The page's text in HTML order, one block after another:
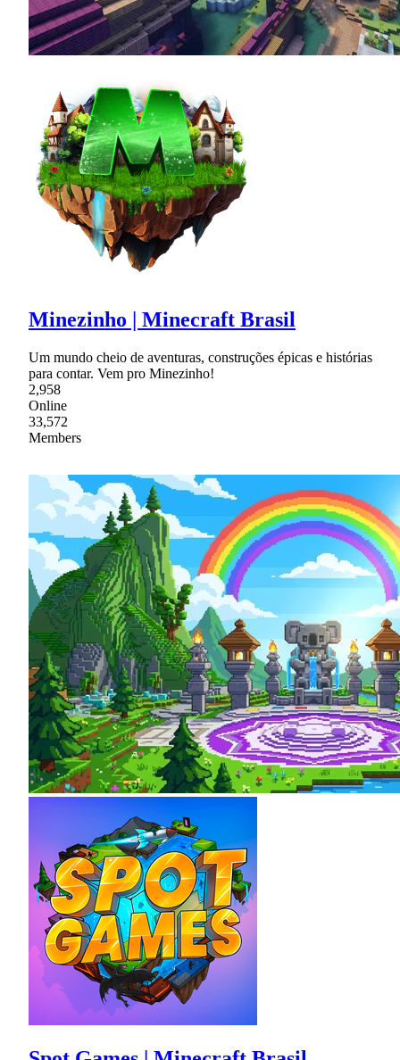
Minezinho | Minecraft Brasil
Um mundo cheio de aventuras, construções épicas e histórias
para contar. Vem pro Minezinho!
2,958
Online
33,572
Members